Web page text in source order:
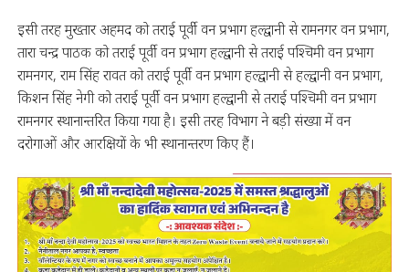
इसी तरह मुख्तार अहमद को तराई पूर्वी वन प्रभाग हल्द्वानी से रामनगर वन प्रभाग,
तारा चन्द्र पाठक को तराई पूर्वी वन प्रभाग हल्द्वानी से तराई पश्चिमी वन प्रभाग
रामनगर, राम सिंह रावत को तराई पूर्वी वन प्रभाग हल्द्वानी से हल्द्वानी वन प्रभाग,
किशन सिंह नेगी को तराई पूर्वी वन प्रभाग हल्द्वानी से तराई ‌पश्चिमी वन प्रभाग
रामनगर स्थानान्तरित किया गया है। इसी तरह विभाग ने बड़ी संख्या में वन
दरोगाओं और आरक्षियों के भी स्थानान्तरण किए हैं।